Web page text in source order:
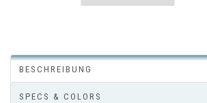
BESCHREIBUNG
SPECS & COLORS